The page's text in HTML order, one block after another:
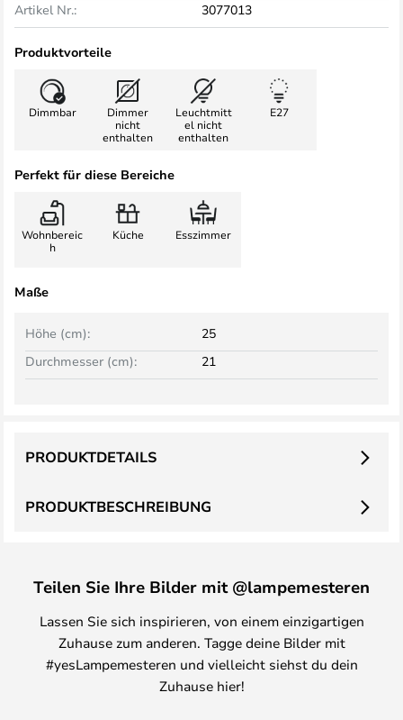
Artikel Nr.:
3077013
Produktvorteile
Dimmbar
Dimmer
nicht
enthalten
Leuchtmitt
el nicht
enthalten
E27
Perfekt für diese Bereiche
Wohnbereic
h
Küche Esszimmer
Maße
Höhe (cm):
25
Durchmesser (cm):
21
PRODUKTBESCHREIBUNG
PRODUKTDETAILS
Teilen Sie Ihre Bilder mit @lampemesteren
Lassen Sie sich inspirieren, von einem einzigartigen
Zuhause zum anderen. Tagge deine Bilder mit
#yesLampemesteren und vielleicht siehst du dein
Zuhause hier!